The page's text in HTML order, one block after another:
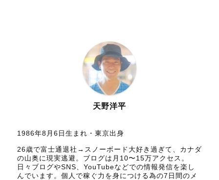
天野洋平
1986年8月6日生まれ・東京出身
26歳で富士通退社→スノーボード大好き過ぎて、カナダ
の山奥に現実逃避。ブログは月10〜15万アクセス。
日々ブログやSNS、YouTubeなどでの情報発信を楽し
んでいます。個人で稼ぐ力を身につける為の7日間のメ